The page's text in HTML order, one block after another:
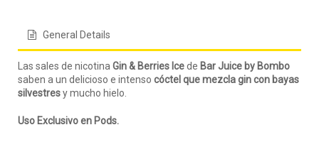
General Details
Las sales de nicotina Gin & Berries Icede Bar Juice by Bombo
saben a un delicioso e intenso cóctel que mezcla gin con bayas
silvestresy mucho hielo.
Uso Exclusivo en Pods.